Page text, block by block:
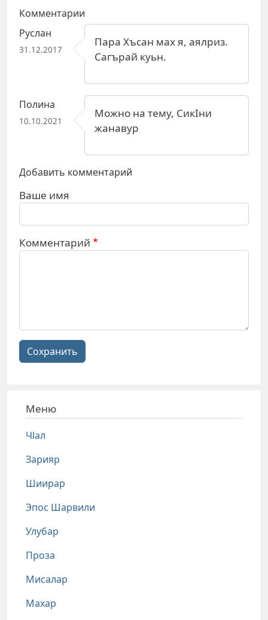
Комментарии
Руслан
31.12.2017
Пара Хъсан мах я, аялриз.
Сагърай куьн.
Полина
10.10.2021
Можно на тему, СикIни
жанавур
Добавить комментарий
Ваше имя
Комментарий
Сохранить
Меню
Чlал
Зарияр
Шиирар
Эпос Шарвили
Улубар
Проза
Мисалар
Махар